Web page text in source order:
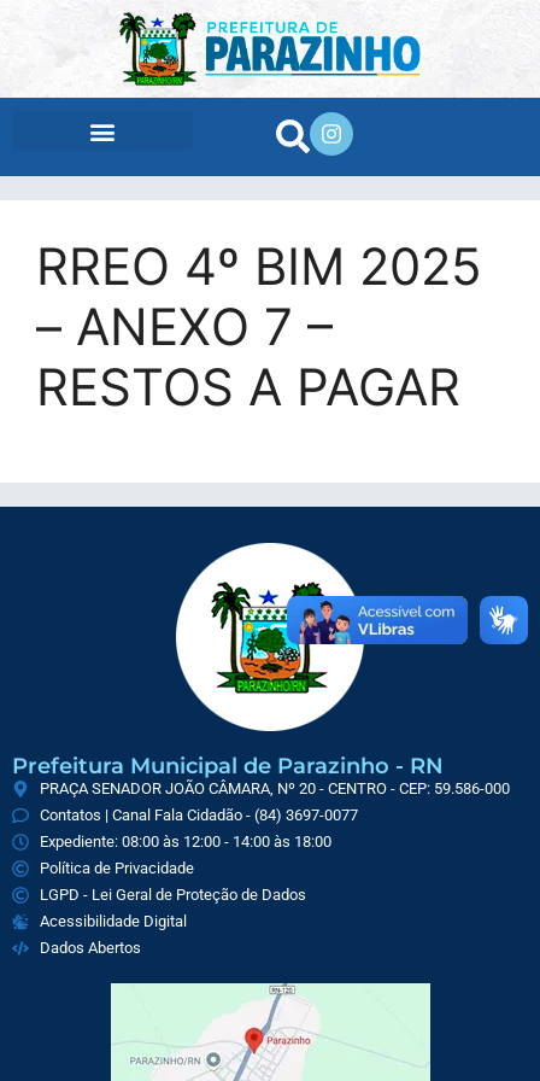
RREO 4º BIM 2025
– ANEXO 7 –
RESTOS A PAGAR
Prefeitura Municipal de Parazinho - RN
PRAÇA SENADOR JOÃO CÂMARA, Nº 20 - CENTRO - CEP: 59.586-000
Contatos | Canal Fala Cidadão - (84) 3697-0077
Expediente: 08:00 às 12:00 - 14:00 às 18:00
Política de Privacidade
LGPD - Lei Geral de Proteção de Dados
Acessibilidade Digital
Dados Abertos